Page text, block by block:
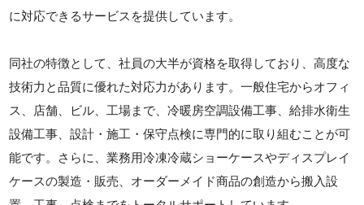
に対応できるサービスを提供しています。
同社の特徴として、社員の大半が資格を取得しており、高度な
技術力と品質に優れた対応力があります。一般住宅からオフィ
ス、店舗、ビル、工場まで、冷暖房空調設備工事、給排水衛生
設備工事、設計・施工・保守点検に専門的に取り組むことが可
能です。さらに、業務用冷凍冷蔵ショーケースやディスプレイ
ケースの製造・販売、オーダーメイド商品の創造から搬入設